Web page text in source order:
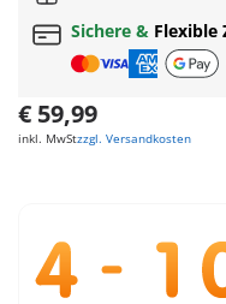
Sichere & Flexible
€ 59,99
inkl. MwStzzgl. Versandkosten